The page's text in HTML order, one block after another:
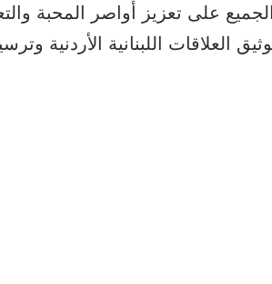
على تعزيز أواصر المحبة
العلاقات اللبنانية الأردنية